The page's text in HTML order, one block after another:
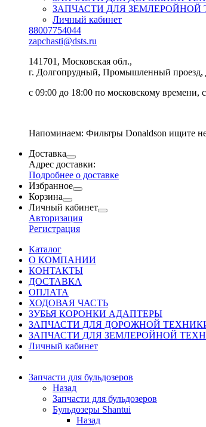
ЗАПЧАСТИ ДЛЯ ЗЕМЛЕРОЙНОЙ
Личный кабинет
88007754044
zapchasti@dsts.ru
141701, Московская обл.,
г. Долгопрудный, Промышленный проезд,
с 09:00 до 18:00 по московскому времени,
Напоминаем: Фильтры Donaldson ищите
Доставка
Адрес доставки:
Подробнее о доставке
Избранное
Корзина
Личный кабинет
Авторизация
Регистрация
Каталог
О КОМПАНИИ
КОНТАКТЫ
ДОСТАВКА
ОПЛАТА
ХОДОВАЯ ЧАСТЬ
ЗУБЬЯ КОРОНКИ АДАПТЕРЫ
ЗАПЧАСТИ ДЛЯ ДОРОЖНОЙ
ЗАПЧАСТИ ДЛЯ ЗЕМЛЕРОЙНОЙ
Личный кабинет
Запчасти для бульдозеров
Назад
Запчасти для бульдозеров
Бульдозеры Shantui
Назад